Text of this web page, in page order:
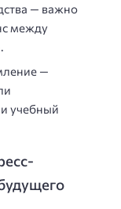
— важно
между
—
учебный